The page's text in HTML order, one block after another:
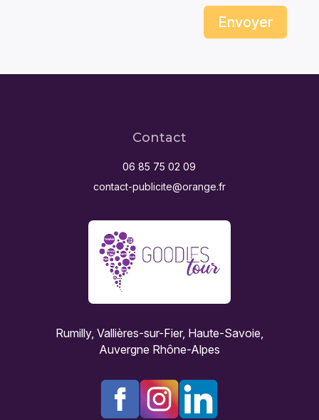
Envoyer
Contact
06 85 75 02 09
contact-publicite@orange.fr
Rumilly, Vallières-sur-Fier, Haute-Savoie,
Auvergne Rhône-Alpes